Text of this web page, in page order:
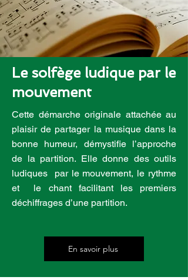
Le solfège ludique par le
mouvement
Cette démarche originale attachée au
plaisir de partager la musique dans la
bonne humeur, démystifie l’approche
de la partition. Elle donne des outils
ludiques par le mouvement, le rythme
et le chant facilitant les premiers
déchiffrages d’une partition.
En savoir plus